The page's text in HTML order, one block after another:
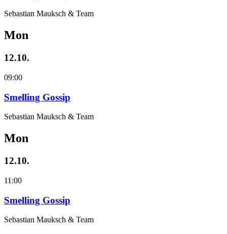
Sebastian Mauksch & Team
Mon
12.10.
09:00
Smelling Gossip
Sebastian Mauksch & Team
Mon
12.10.
11:00
Smelling Gossip
Sebastian Mauksch & Team